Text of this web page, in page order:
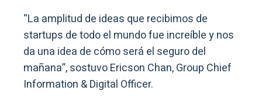
“La amplitud de ideas que recibimos de
startups de todo el mundo fue increíble y nos
da una idea de cómo será el seguro del
mañana”, sostuvo Ericson Chan, Group Chief
Information & Digital Officer.